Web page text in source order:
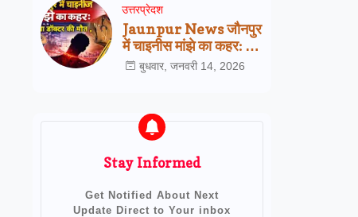
उत्तरप्रेदश
Jaunpur News जौनपुर
में चाइनीस मांझे का कहर: 25
वर्षीय डॉक्टर की दर्दनाक
मौत, प्रशासन की रोक
बुधवार, जनवरी 14, 2026
Stay Informed
Get Notified About Next
Update Direct to Your inbox